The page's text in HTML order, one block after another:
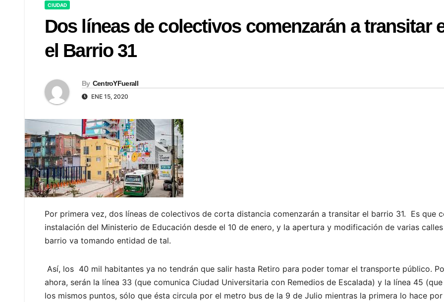
CIUDAD
Dos líneas de colectivos comenzarán a transitar
el Barrio 31
By CentroYFueraII
ENE 15, 2020
Por primera vez, dos líneas de colectivos de corta distancia comenzarán a transitar el barrio 31. Es que
instalación del Ministerio de Educación desde el 10 de enero, y la apertura y modificación de varias
barrio va tomando entidad de tal.
Así, los 40 mil habitantes ya no tendrán que salir hasta Retiro para poder tomar el transporte público.
ahora, serán la línea 33 (que comunica Ciudad Universitaria con Remedios de Escalada) y la línea 45 (que
los mismos puntos, sólo que ésta circula por el metro bus de la 9 de Julio mientras la primera lo hace